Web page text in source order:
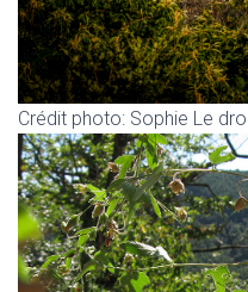
Crédit photo: Sophie Le